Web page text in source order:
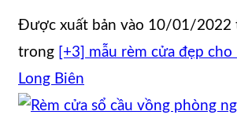
Được xuất bản vào 10/01/2022
trong [+3] mẫu rèm cửa đẹp
Long Biên